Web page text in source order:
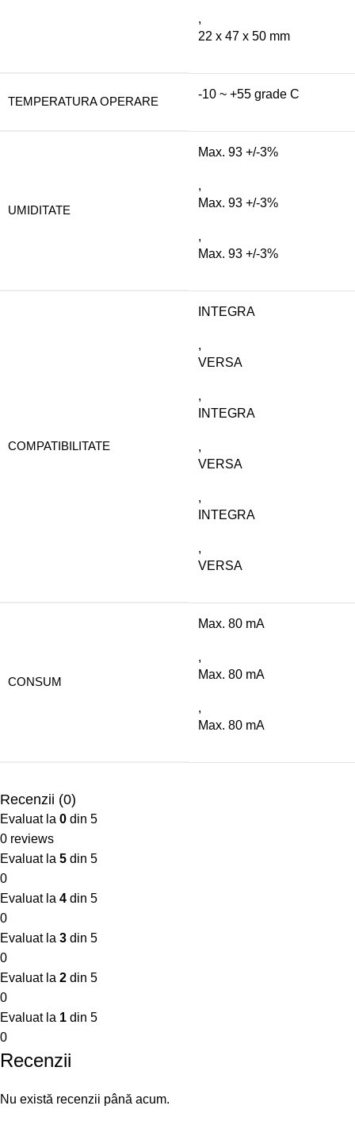
,
22 x 47 x 50 mm
TEMPERATURA OPERARE
-10 ~ +55 grade C
UMIDITATE
Max. 93 +/-3%
,
Max. 93 +/-3%
,
Max. 93 +/-3%
COMPATIBILITATE
INTEGRA
,
VERSA
,
INTEGRA
,
VERSA
,
INTEGRA
,
VERSA
CONSUM
Max. 80 mA
,
Max. 80 mA
,
Max. 80 mA
Recenzii (0)
Evaluat la 0 din 5
0 reviews
Evaluat la 5 din 5
0
Evaluat la 4 din 5
0
Evaluat la 3 din 5
0
Evaluat la 2 din 5
0
Evaluat la 1 din 5
0
Recenzii
Nu există recenzii până acum.